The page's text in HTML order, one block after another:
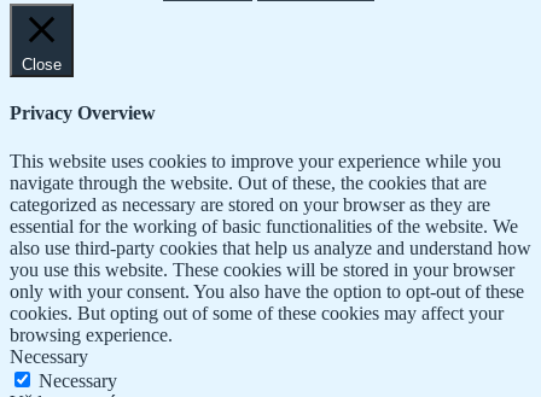
Close
Privacy Overview
This website uses cookies to improve your experience while you
navigate through the website. Out of these, the cookies that are
categorized as necessary are stored on your browser as they are
essential for the working of basic functionalities of the website. We
also use third-party cookies that help us analyze and understand how
you use this website. These cookies will be stored in your browser
only with your consent. You also have the option to opt-out of these
cookies. But opting out of some of these cookies may affect your
browsing experience.
Necessary
Necessary